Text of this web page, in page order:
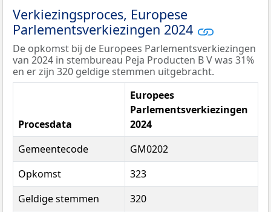
Verkiezingsproces, Europese
Parlementsverkiezingen 2024
De opkomst bij de Europees Parlementsverkiezingen
van 2024 in stembureau Peja Producten B V was 31%
en er zijn 320 geldige stemmen uitgebracht.
Procesdata
Europees
Parlementsverkiezingen
2024
Gemeentecode
GM0202
Opkomst
323
Geldige stemmen
320